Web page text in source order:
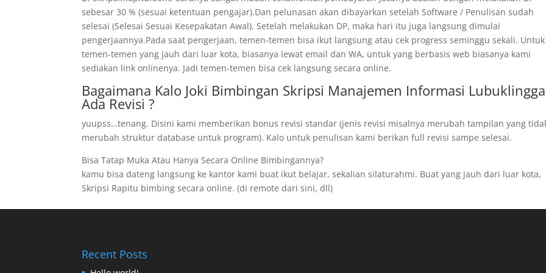
sebesar 30 % (sesuai ketentuan pengajar).Dan pelunasan akan dibayarkan setelah Software / Penulisan sudah
selesai (Selesai Sesuai Kesepakatan Awal). Setelah melakukan DP, maka hari itu juga langsung dimulai
pengerjaannya.Pada saat pengerjaan, temen-temen bisa ikut langsung atau cek progress seminggu sekali. Untuk
temen-temen yang jauh dari luar kota, biasanya lewat email dan WA, untuk yang berbasis web biasanya kami
sediakan link onlinenya. Jadi temen-temen bisa cek langsung secara online.
Bagaimana Kalo Joki Bimbingan Skripsi Manajemen Informasi
Ada Revisi ?
yuupss…tenang. Disini kami memberikan bonus revisi standar (jenis revisi misalnya merubah tampilan yang
merubah struktur database untuk program). Kalo untuk penulisan kami berikan full revisi sampe selesai.
Bisa Tatap Muka Atau Hanya Secara Online Bimbingannya?
kamu bisa dateng langsung ke kantor kami buat ikut belajar, sekalian silaturahmi. Buat yang jauh dari luar kota,
Skripsi Rapitu bimbing secara online. (di remote dari sini, dll)
Recent Posts